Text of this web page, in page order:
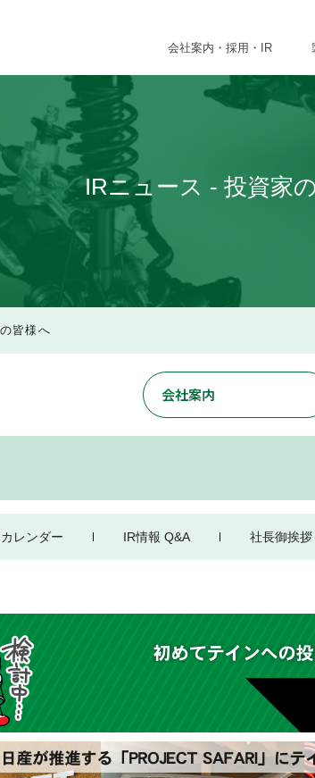
会社案内・採用・IR
IRニュース - 投資家
皆様へ
会社案内
レンダー IR情報 Q&A 社長御挨拶